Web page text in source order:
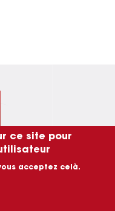
ce site pour
acceptez celà.